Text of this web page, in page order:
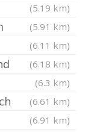
(5.19 km)
(5.91 km)
(6.11 km)
(6.18 km)
(6.3 km)
(6.61 km)
(6.91 km)